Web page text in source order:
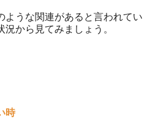
ような関連があると言われてい
から見てみましょう。
時